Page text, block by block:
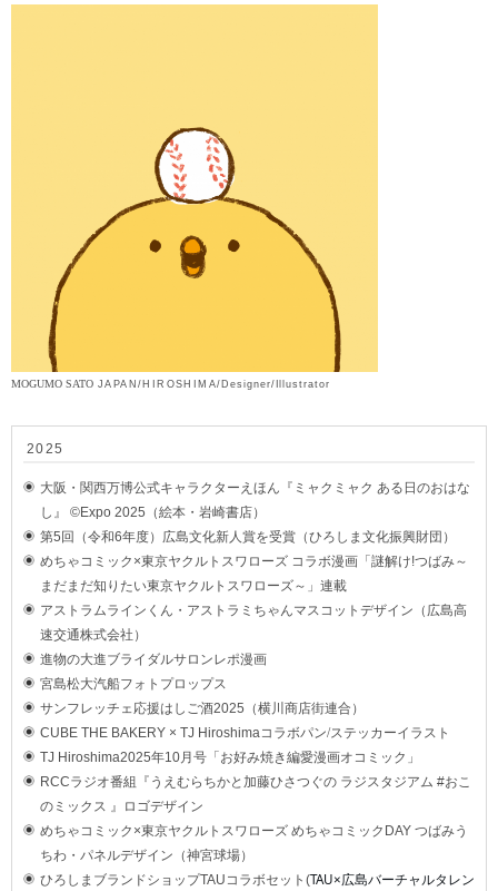
MOGUMO SATO JAPAN/HIROSHIMA/ Designer/Illustrator
2025
大阪・関西万博公式キャラクターえほん『ミャクミャク ある日のおはな
し』 ©Expo 2025 （絵本・岩崎書店）
第5回（令和6年度）広島文化新人賞を受賞（ひろしま文化振興財団）
めちゃコミック×東京ヤクルトスワローズ コラボ漫画「謎解け!つばみ～
まだまだ知りたい東京ヤクルトスワローズ～」連載
アストラムラインくん・アストラミちゃんマスコットデザイン（広島高
速交通株式会社）
進物の大進ブライダルサロンレポ漫画
宮島松大汽船フォトプロップス
サンフレッチェ応援はしご酒2025（横川商店街連合）
CUBE THE BAKERY × TJ Hiroshimaコラボパン/ステッカーイラスト
TJ Hiroshima2025年10月号「お好み焼き編愛漫画オコミック」
RCCラジオ番組『うえむらちかと加藤ひさつぐの ラジスタジアム #おこ
のミックス 』ロゴデザイン
めちゃコミック×東京ヤクルトスワローズ めちゃコミックDAY つばみう
ちわ・パネルデザイン（神宮球場）
ひろしまブランドショップTAUコラボセット(TAU×広島バーチャルタレン